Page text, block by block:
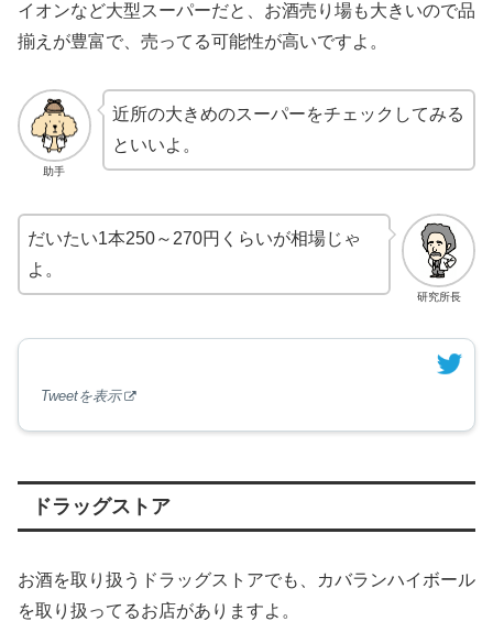
イオンなど大型スーパーだと、お酒売り場も大きいので品
揃えが豊富で、売ってる可能性が高いですよ。
助手
近所の大きめのスーパーをチェックしてみる
といいよ。
研究所長
だいたい1本250～270円くらいが相場じゃ
よ。
Tweetを表示
ドラッグストア
お酒を取り扱うドラッグストアでも、カバランハイボール
を取り扱ってるお店がありますよ。